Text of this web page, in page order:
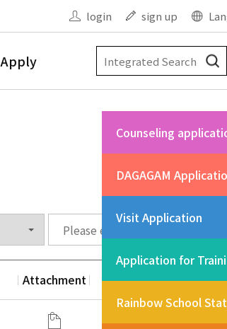
login sign up
Apply
Counseling
DAGAGAM
Visit Application
Application for
Rainbow School
Attachment Date
2026.07.27